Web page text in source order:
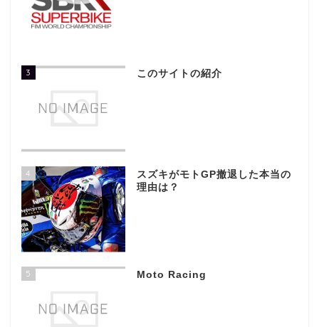
3 このサイトの紹介
4
スズキがモトGP撤退した本当の
理由は？
5 Moto Racing